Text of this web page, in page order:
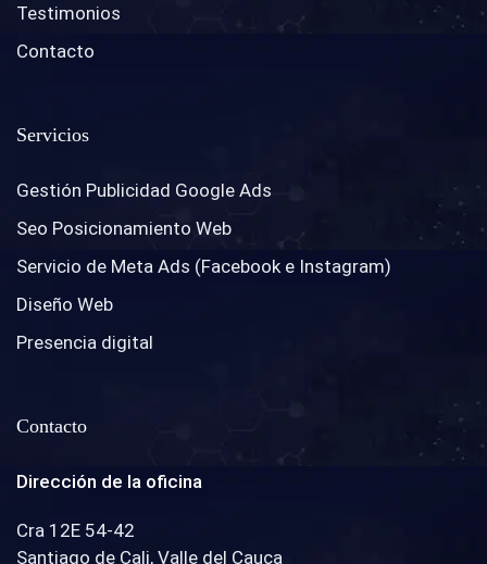
Testimonios
Contacto
Servicios
Gestión Publicidad Google Ads
Seo Posicionamiento Web
Servicio de Meta Ads (Facebook e Instagram)
Diseño Web
Presencia digital
Contacto
Dirección de la oficina
Cra 12E 54-42
Santiago de Cali, Valle del Cauca